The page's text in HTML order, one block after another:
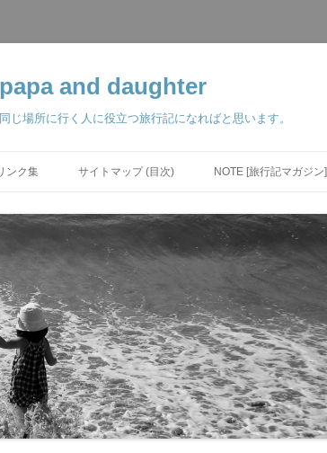
and daughter
場所に行く人に役立つ旅行記になればと思います。
ンク集 サイトマップ (目次) NOTE [旅行記マガジン]